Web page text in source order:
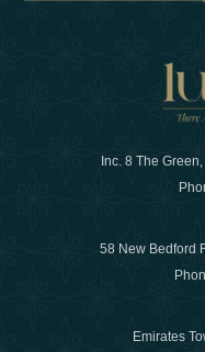
Inc. 8 The
58 New Bedford
Emirates